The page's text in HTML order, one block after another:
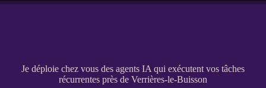
Je déploie chez vous des agents IA qui exécutent vos tâches
récurrentes près de Verrières-le-Buisson